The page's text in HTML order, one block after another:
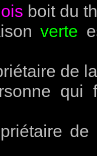
boit du
verte
de
qui